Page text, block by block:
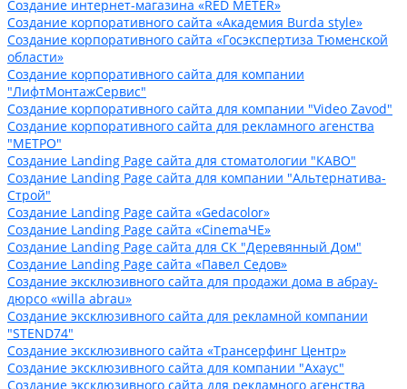
Создание интернет-магазина «RED METER»
Создание корпоративного сайта «Академия Burda style»
Создание корпоративного сайта «Госэкспертиза Тюменской
области»
Создание корпоративного сайта для компании
"ЛифтМонтажСервис"
Создание корпоративного сайта для компании "Video Zavod"
Создание корпоративного сайта для рекламного агенства
"МЕТРО"
Создание Landing Page сайта для стоматологии "КАВО"
Создание Landing Page сайта для компании "Альтернатива-
Строй"
Создание Landing Page сайта «Gedacolor»
Создание Landing Page сайта «CinemaЧЕ»
Создание Landing Page сайта для СК "Деревянный Дом"
Создание Landing Page сайта «Павел Седов»
Cоздание эксклюзивного сайта для продажи дома в абрау-
дюрсо «willa abrau»
Создание эксклюзивного сайта для рекламной компании
"STEND74"
Создание эксклюзивного сайта «Трансерфинг Центр»
Создание эксклюзивного сайта для компании "Ахаус"
Создание эксклюзивного сайта для рекламного агенства